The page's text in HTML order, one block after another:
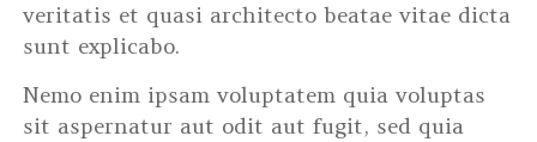
veritatis et quasi architecto beatae vitae dicta
sunt explicabo.
Nemo enim ipsam voluptatem quia voluptas
sit aspernatur aut odit aut fugit, sed quia